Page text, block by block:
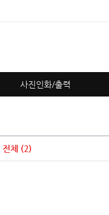
사진인화/출력
전체 (2)